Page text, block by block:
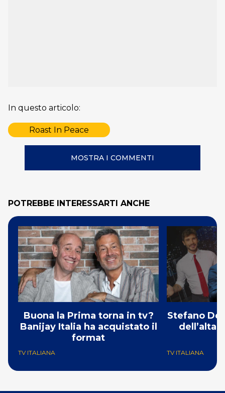
In questo articolo:
Roast In Peace
MOSTRA I COMMENTI
POTREBBE INTERESSARTI ANCHE
Buona la Prima torna in tv?
Banijay Italia ha acquistato il
format
TV ITALIANA
Stefano
TV ITALIANA